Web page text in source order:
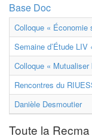
Base Doc
Colloque « Économie
Semaine d’Étude
Colloque «
Rencontres du
Danièle Desmoutier
Toute la Recma